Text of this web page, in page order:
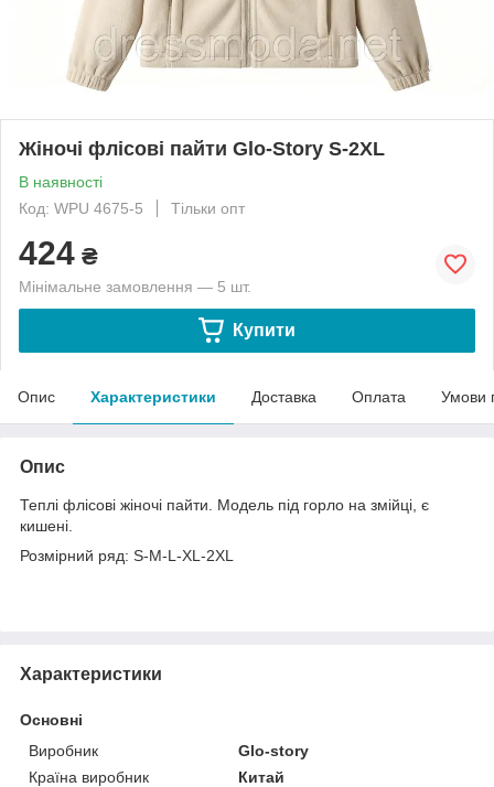
Жіночі флісові пайти Glo-Story S-2XL
В наявності
Код: WPU 4675-5
Тільки опт
424 ₴
Мінімальне замовлення — 5 шт.
Купити
Опис Характеристики Доставка Оплата Умови
Опис
Теплі флісові жіночі пайти. Модель під горло на змійці, є
кишені.
Розмірний ряд: S-M-L-XL-2XL
Характеристики
Основні
Виробник
Glo-story
Країна виробник
Китай